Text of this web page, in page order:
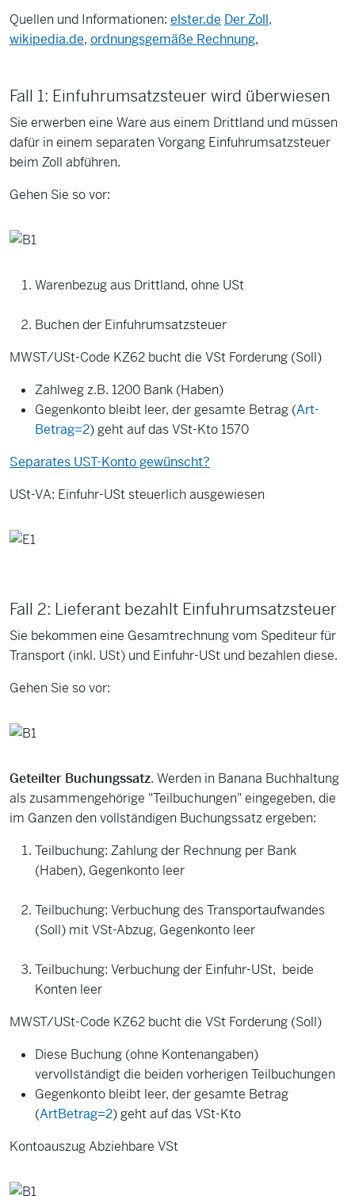
Quellen und Informationen: elster.de Der Zoll,
wikipedia.de, ordnungsgemäße Rechnung,
Fall 1: Einfuhrumsatzsteuer wird überwiesen
Sie erwerben eine Ware aus einem Drittland und müssen
dafür in einem separaten Vorgang Einfuhrumsatzsteuer
beim Zoll abführen.
Gehen Sie so vor:
Warenbezug aus Drittland, ohne USt
Buchen der Einfuhrumsatzsteuer
MWST/USt-Code KZ62 bucht die VSt Forderung (Soll)
Zahlweg z.B. 1200 Bank (Haben)
Gegenkonto bleibt leer, der gesamte Betrag (Art-
Betrag=2) geht auf das VSt-Kto 1570
Separates UST-Konto gewünscht?
USt-VA: Einfuhr-USt steuerlich ausgewiesen
Fall 2: Lieferant bezahlt Einfuhrumsatzsteuer
Sie bekommen eine Gesamtrechnung vom Spediteur für
Transport (inkl. USt) und Einfuhr-USt und bezahlen diese.
Gehen Sie so vor:
Geteilter Buchungssatz. Werden in Banana Buchhaltung
als zusammengehörige "Teilbuchungen" eingegeben, die
im Ganzen den vollständigen Buchungssatz ergeben:
Teilbuchung: Zahlung der Rechnung per Bank
(Haben), Gegenkonto leer
Teilbuchung: Verbuchung des Transportaufwandes
(Soll) mit VSt-Abzug, Gegenkonto leer
Teilbuchung: Verbuchung der Einfuhr-USt, beide
Konten leer
MWST/USt-Code KZ62 bucht die VSt Forderung (Soll)
Diese Buchung (ohne Kontenangaben)
vervollständigt die beiden vorherigen Teilbuchungen
Gegenkonto bleibt leer, der gesamte Betrag
(ArtBetrag=2) geht auf das VSt-Kto
Kontoauszug Abziehbare VSt